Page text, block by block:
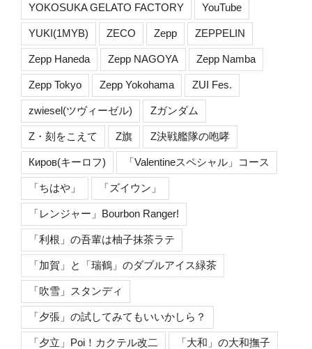
YOKOSUKA GELATO FACTORY YouTube
YUKI(1MYB) ZECO Zepp ZEPPELIN
Zepp Haneda Zepp NAGOYA Zepp Namba
Zepp Tokyo Zepp Yokohama ZUI Fes.
zwiesel(ツヴィーゼル) Zガンダム
Z・刻をこえて Z旗 Z決戦艦隊の咆哮
Киров(キーロフ) 「Valentineスペシャル」コース
「ちはや」 「ズイウン」
「レンジャー」Bourbon Ranger!
「利根」の吾輩は柚子抹茶ラテ
「加賀」と「瑞鶴」のダブルアイス緑茶
「吹雪」スタンディ
「夕張」の試してみてもいいかしら？
「夕立」Poi！カクテル改二 「大和」の大和撫子